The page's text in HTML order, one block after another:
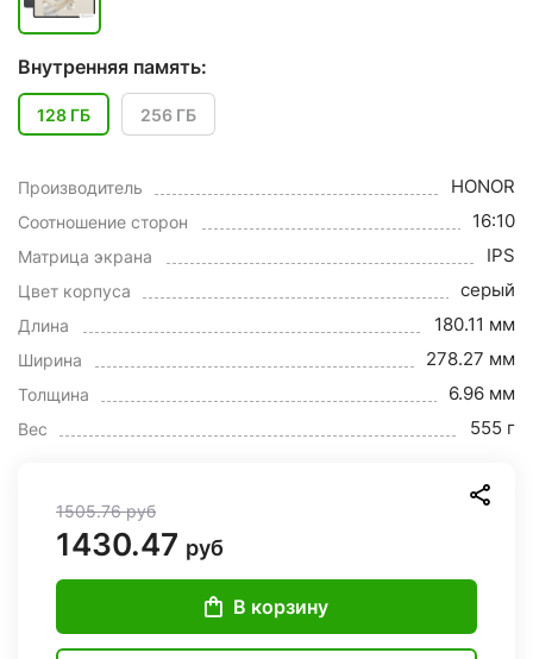
Внутренняя память:
128 ГБ 256 ГБ
Производитель HONOR
Соотношение сторон 16:10
Матрица экрана IPS
Цвет корпуса серый
Длина 180.11 мм
Ширина 278.27 мм
Толщина 6.96 мм
Вес 555 г
1505.76руб
1430.47 руб
В корзину